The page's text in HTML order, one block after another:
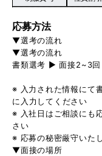
応募方法
▼選考の流れ
▼選考の流れ
書類選考 ▶ 面接2~3
※ 入力された情報にて
に入力してください
※ 入社日はご相談にも
さい
※ 応募の秘密厳守いた
▼面接の場所